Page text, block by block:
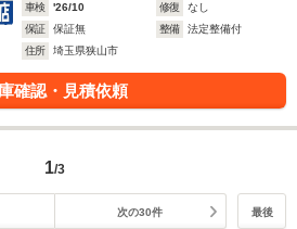
車検
'26/10 修復
なし
保証
保証無 整備
法定整備付
住所
埼玉県狭山市
確認・見積依頼
1/3
次の30件
最後